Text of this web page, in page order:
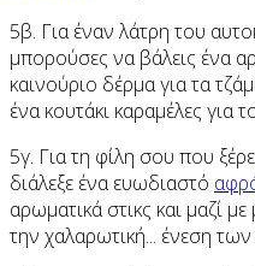
5β. Για έναν λάτρη του
μπορούσες να βάλεις ένα
καινούριο δέρμα για τα
ένα κουτάκι καραμέλες για
5γ. Για τη φίλη σου που
διάλεξε ένα ευωδιαστό
αρωματικά στικς και μαζί
την χαλαρωτική... ένεση